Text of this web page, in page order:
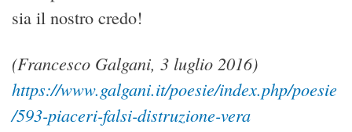
sia il nostro credo!
(Francesco Galgani, 3 luglio 2016)
https://www.galgani.it/poesie/index.php/poesie
/593-piaceri-falsi-distruzione-vera